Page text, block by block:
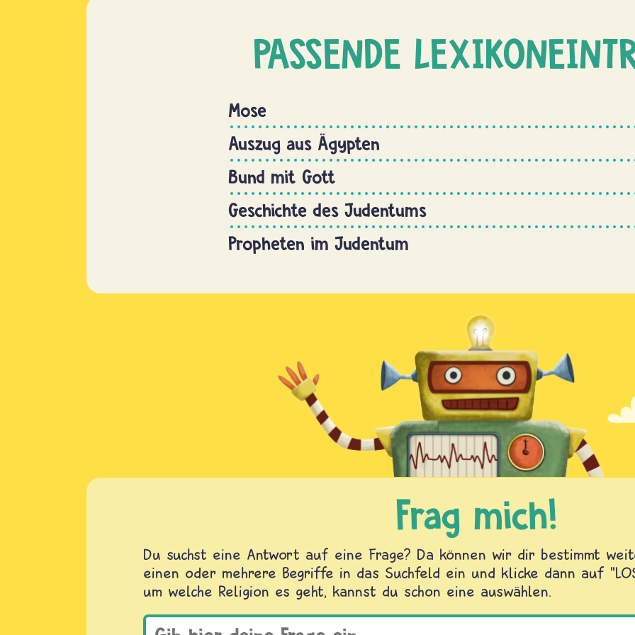
PASSENDE
Mose
Auszug aus Ägypten
Bund mit Gott
Geschichte des Judentums
Propheten im Judentum
Frag mich!
Du suchst eine Antwort auf eine Frage? Da können wir dir bestimmt
einen oder mehrere Begriffe in das Suchfeld ein und klicke dann auf
um welche Religion es geht, kannst du schon eine auswählen.